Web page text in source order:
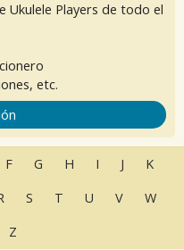
Ukulele Players de todo el
etc.
F G H I J
K
S T U V
W
Z